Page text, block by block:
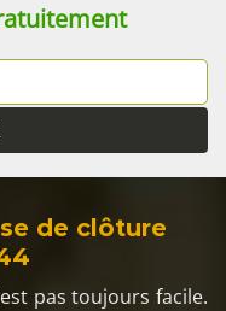
de clôture
pas toujours facile.